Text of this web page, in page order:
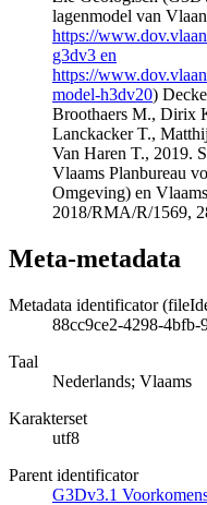
lagenmodel van
https://
g3dv3 en
https://
model-h3dv20)
Broothaers M., Dirix
Lanckacker T.,
Van Haren T., 2019.
Vlaams Planbureau
Omgeving) en
2018/RMA/R/1569,
Meta-metadata
Metadata identificator
88cc9ce2-4298-4bfb-
Taal
Nederlands; Vlaams
Karakterset
utf8
Parent identificator
G3Dv3.1